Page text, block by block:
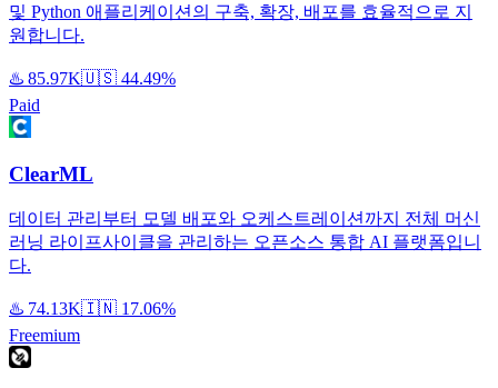
및 Python 애플리케이션의 구축, 확장, 배포를 효율적으로 지
원합니다.
♨️ 85.97K🇺🇸 44.49%
Paid
ClearML
데이터 관리부터 모델 배포와 오케스트레이션까지 전체 머신
러닝 라이프사이클을 관리하는 오픈소스 통합 AI 플랫폼입니
다.
♨️ 74.13K🇮🇳 17.06%
Freemium